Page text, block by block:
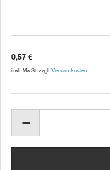
0,57 €
inkl. MwSt. zzgl. Versandkosten